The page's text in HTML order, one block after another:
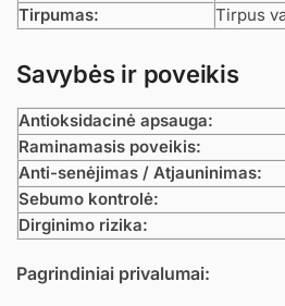
Tirpumas:
Tirpus
Savybės ir poveikis
Antioksidacinė apsauga:
Raminamasis poveikis:
Anti-senėjimas / Atjauninimas:
Sebumo kontrolė:
Dirginimo rizika:
Pagrindiniai privalumai: